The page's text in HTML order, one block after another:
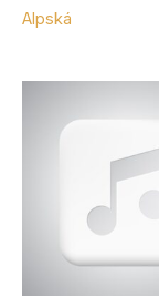
Alpská